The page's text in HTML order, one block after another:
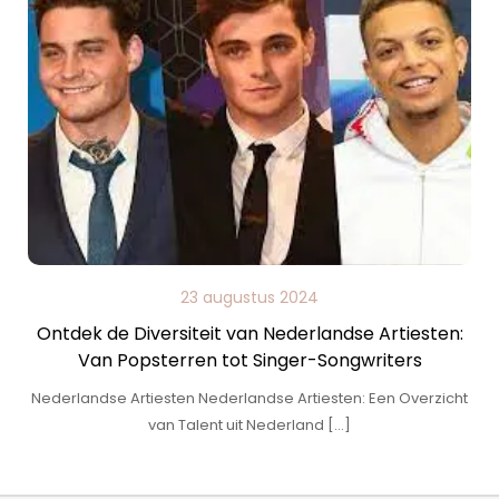
23 augustus 2024
Ontdek de Diversiteit van Nederlandse Artiesten:
Van Popsterren tot Singer-Songwriters
Nederlandse Artiesten Nederlandse Artiesten: Een Overzicht
van Talent uit Nederland […]